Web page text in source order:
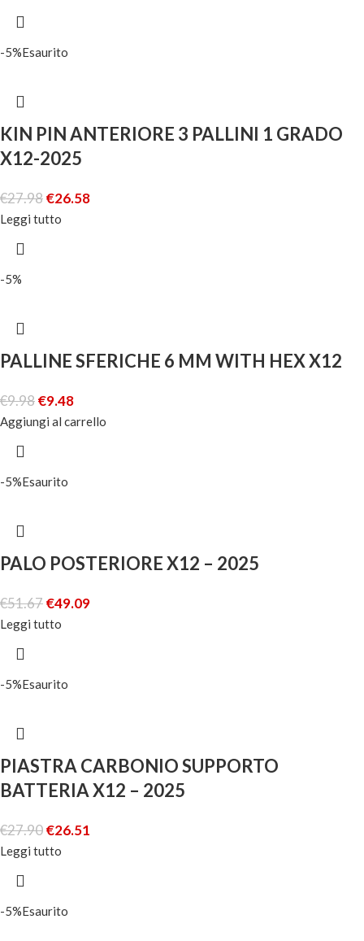
-5%Esaurito
KIN PIN ANTERIORE 3 PALLINI 1 GRADO
X12-2025
€27.98€26.58
Leggi tutto
-5%
PALLINE SFERICHE 6 MM WITH HEX X12
€9.98€9.48
Aggiungi al carrello
-5%Esaurito
PALO POSTERIORE X12 – 2025
€51.67€49.09
Leggi tutto
-5%Esaurito
PIASTRA CARBONIO SUPPORTO
BATTERIA X12 – 2025
€27.90€26.51
Leggi tutto
-5%Esaurito